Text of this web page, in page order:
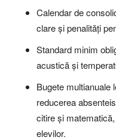
Calendar de
clare și penalități
Standard minim
acustică și
Bugete multianuale
reducerea
citire și
elevilor.